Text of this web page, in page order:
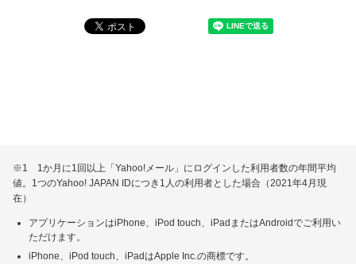
※1 1か月に1回以上「Yahoo!メール」にログインした利用者数の年間平均
値。1つのYahoo! JAPAN IDにつき1人の利用者とした場合（2021年4月現
在）
アプリケーションはiPhone、iPod touch、iPadまたはAndroidでご利用い
ただけます。
iPhone、iPod touch、iPadはApple Inc.の商標です。